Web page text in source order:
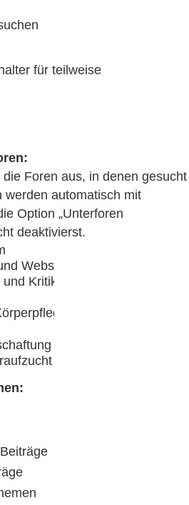
für teilweise
Foren aus, in denen gesucht
werden automatisch mit
Option „Unterforen
deaktivierst.